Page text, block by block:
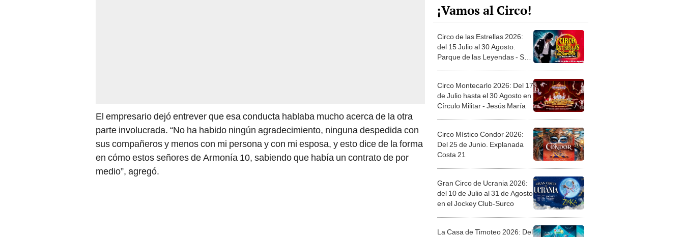
El empresario dejó entrever que esa conducta hablaba mucho acerca de la otra
parte involucrada. “No ha habido ningún agradecimiento, ninguna despedida con
sus compañeros y menos con mi persona y con mi esposa, y esto dice de la forma
en cómo estos señores de Armonía 10, sabiendo que había un contrato de por
medio”, agregó.
¡Vamos al Circo!
Circo de las Estrellas 2026:
del 15 Julio al 30 Agosto.
Parque de las Leyendas - San
Circo Montecarlo 2026: Del 17
de Julio hasta el 30 Agosto en
Círculo Militar - Jesús María
Circo Místico Condor 2026:
Del 25 de Junio. Explanada
Costa 21
Gran Circo de Ucrania 2026:
del 10 de Julio al 31 de Agosto
en el Jockey Club-Surco
La Casa de Timoteo 2026: Del